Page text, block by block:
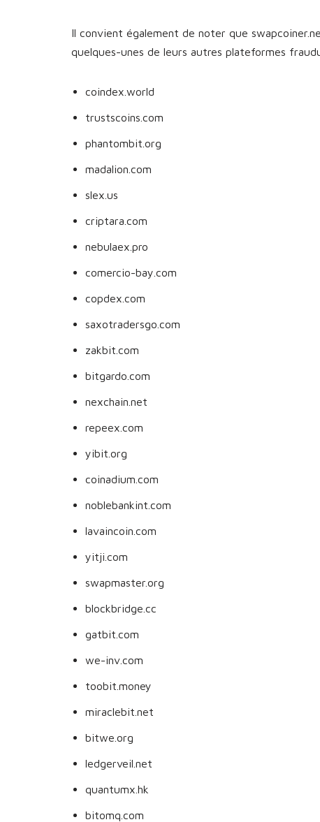
Il convient également de noter que
quelques-unes de leurs autres plateformes
coindex.world
trustscoins.com
phantombit.org
madalion.com
slex.us
criptara.com
nebulaex.pro
comercio-bay.com
copdex.com
saxotradersgo.com
zakbit.com
bitgardo.com
nexchain.net
repeex.com
yibit.org
coinadium.com
noblebankint.com
lavaincoin.com
yitji.com
swapmaster.org
blockbridge.cc
gatbit.com
we-inv.com
toobit.money
miraclebit.net
bitwe.org
ledgerveil.net
quantumx.hk
bitomq.com